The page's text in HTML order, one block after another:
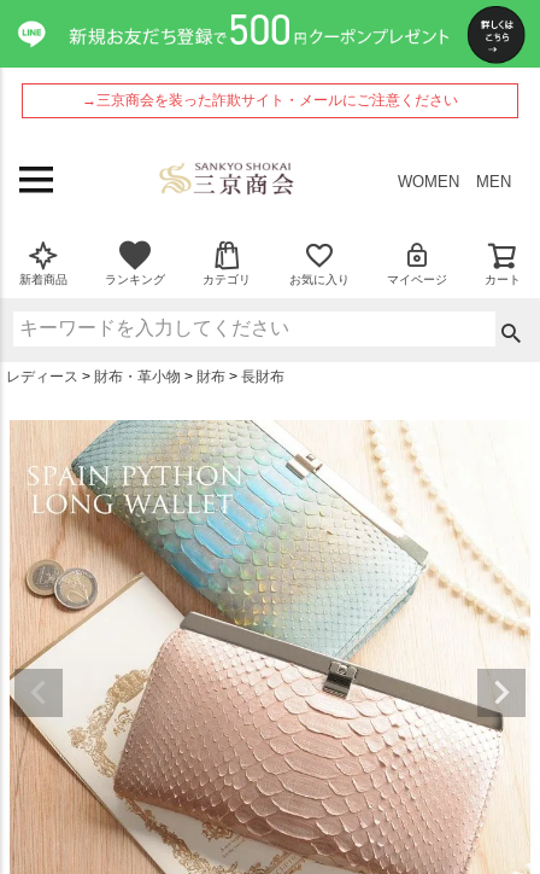
→三京商会を装った詐欺サイト・メールにご注意ください
WOMEN MEN
新着商品 ランキング カテゴリ お気に入り マイページ カート
レディース 財布・革小物 財布 長財布
ペー
ジト
ップ
へ